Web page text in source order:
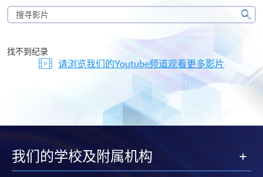
搜
寻
片
搜
找不到纪录
请浏览我们的Youtube频道观看更多影片
我们的学校及附属机构